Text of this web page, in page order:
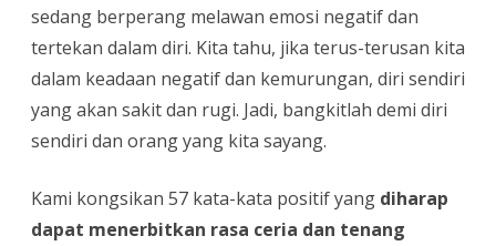
sedang berperang melawan emosi negatif dan
tertekan dalam diri. Kita tahu, jika terus-terusan kita
dalam keadaan negatif dan kemurungan, diri sendiri
yang akan sakit dan rugi. Jadi, bangkitlah demi diri
sendiri dan orang yang kita sayang.
Kami kongsikan 57 kata-kata positif yang diharap
dapat menerbitkan rasa ceria dan tenang